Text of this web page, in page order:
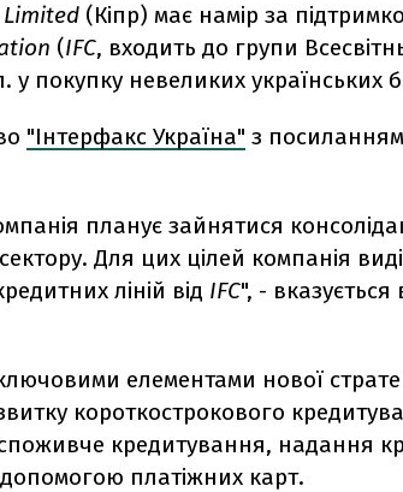
Limited (Кіпр) має намір за
(IFC, входить до групи
у покупку невеликих українських
"Інтерфакс Україна" з
планує зайнятися
Для цих цілей компанія
ліній від IFC", - вказується
елементами нової
короткострокового
кредитування, надання
платіжних карт.